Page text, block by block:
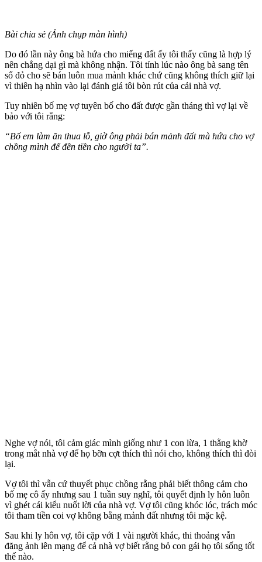
Bài chia sẻ (Ảnh chụp màn hình)
Do đó lần này ông bà hứa cho miếng đất ấy tôi thấy cũng là hợp lý
nên chẳng dại gì mà không nhận. Tôi tính lúc nào ông bà sang tên
sổ đỏ cho sẽ bán luôn mua mảnh khác chứ cũng không thích giữ lại
vì thiên hạ nhìn vào lại đánh giá tôi bòn rút của cải nhà vợ.
Tuy nhiên bố mẹ vợ tuyên bố cho đất được gần tháng thì vợ lại về
bảo với tôi rằng:
“Bố em làm ăn thua lỗ, giờ ông phải bán mảnh đất mà hứa cho vợ
chồng mình để đền tiền cho người ta”.
Nghe vợ nói, tôi cảm giác mình giống như 1 con lừa, 1 thằng khờ
trong mắt nhà vợ để họ bỡn cợt thích thì nói cho, không thích thì đòi
lại.
Vợ tôi thì vẫn cứ thuyết phục chồng rằng phải biết thông cảm cho
bố mẹ cô ấy nhưng sau 1 tuần suy nghĩ, tôi quyết định ly hôn luôn
vì ghét cái kiểu nuốt lời của nhà vợ. Vợ tôi cũng khóc lóc, trách móc
tôi tham tiền coi vợ không bằng mảnh đất nhưng tôi mặc kệ.
Sau khi ly hôn vợ, tôi cặp với 1 vài người khác, thi thoảng vẫn
đăng ảnh lên mạng để cả nhà vợ biết rằng bỏ con gái họ tôi sống tốt
thế nào.